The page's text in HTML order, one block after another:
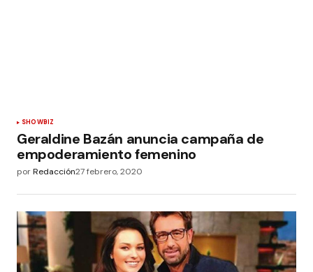
SHOWBIZ
Geraldine Bazán anuncia campaña de
empoderamiento femenino
porRedacción27 febrero, 2020